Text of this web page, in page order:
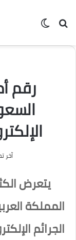
بحث عن
رقم
آخر
يتعرض
المملكة
الجرائم